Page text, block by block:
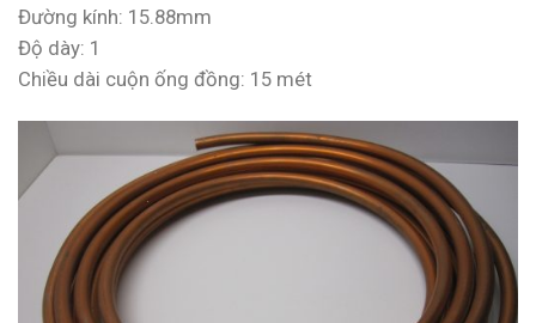
Đường kính: 15.88mm
Độ dày: 1
Chiều dài cuộn ống đồng: 15 mét